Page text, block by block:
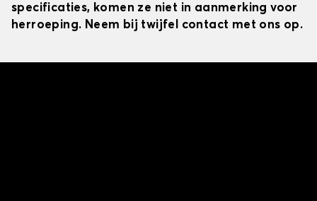
specificaties, komen ze niet in aanmerking voor
herroeping. Neem bij twijfel contact met ons op.